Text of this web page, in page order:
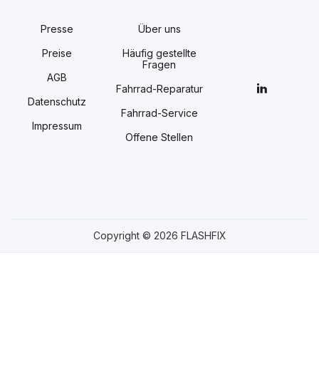
Presse
Preise
AGB
Datenschutz
Impressum
Über uns
Häufig gestellte
Fragen
Fahrrad-Reparatur
Fahrrad-Service
Offene Stellen
Copyright © 2026 FLASHFIX